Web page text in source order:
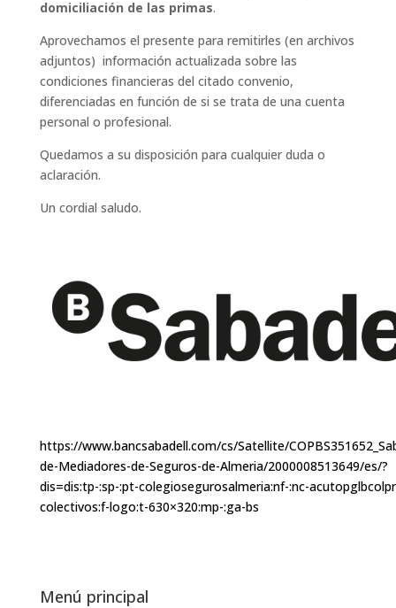
domiciliación de las primas.
Aprovechamos el presente para remitirles (en archivos
adjuntos) información actualizada sobre las
condiciones financieras del citado convenio,
diferenciadas en función de si se trata de una cuenta
personal o profesional.
Quedamos a su disposición para cualquier duda o
aclaración.
Un cordial saludo.
https://www.bancsabadell.com/cs/Satellite/
de-Mediadores-de-Seguros-de-Almeria/2000008513649/es/?
dis=dis:tp-:sp-:pt-colegiosegurosalmeria:nf-:nc-
colectivos:f-logo:t-630×320:mp-:ga-bs
Menú principal